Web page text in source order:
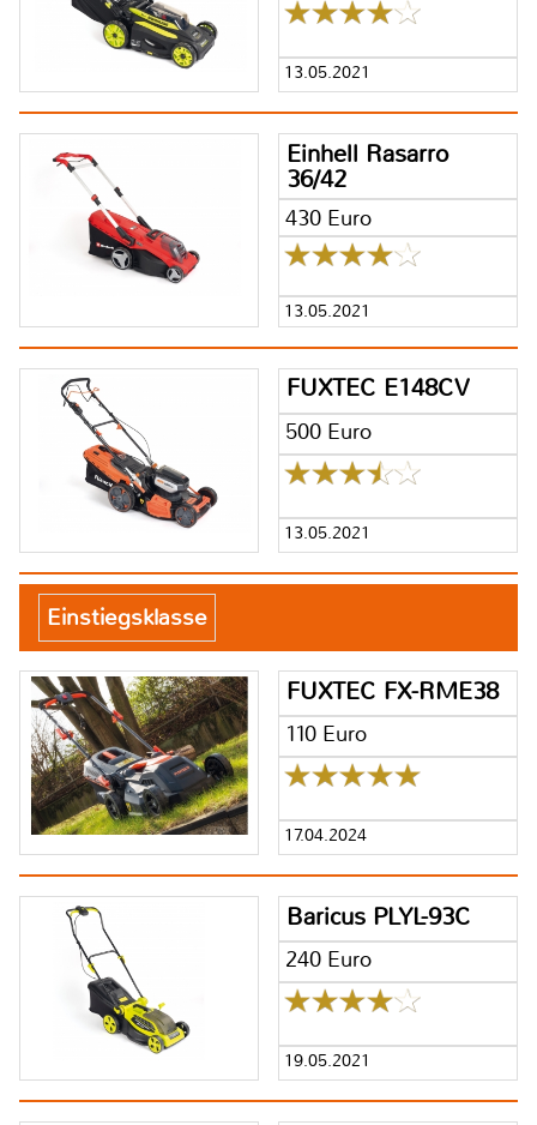
13.05.2021
Einhell Rasarro
36/42
430 Euro
13.05.2021
FUXTEC E148CV
500 Euro
13.05.2021
Einstiegsklasse
FUXTEC FX-RME38
110 Euro
17.04.2024
Baricus PLYL-93C
240 Euro
19.05.2021